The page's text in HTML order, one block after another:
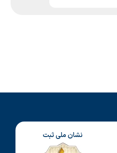
نشان ملی ثبت